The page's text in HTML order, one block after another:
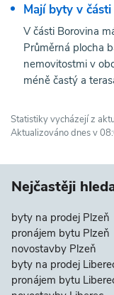
Mají byty v
V části Borovina
Průměrná plocha
nemovitostmi v
méně častý a
Statistiky vycházejí z
Aktualizováno dnes v
Nejčastěji
byty na prodej Plzeň
pronájem bytu Plzeň
novostavby Plzeň
byty na prodej
pronájem bytu